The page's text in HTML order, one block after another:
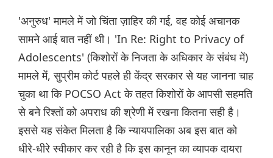
'अनुरुध' मामले में जो चिंता ज़ाहिर की गई, वह कोई अचानक
सामने आई बात नहीं थी। 'In Re: Right to Privacy of
Adolescents' (किशोरों के निजता के अधिकार के संबंध में)
मामले में, सुप्रीम कोर्ट पहले ही केंद्र सरकार से यह जानना चाह
चुका था कि POCSO Act के तहत किशोरों के आपसी सहमति
से बने रिश्तों को अपराध की श्रेणी में रखना कितना सही है।
इससे यह संकेत मिलता है कि न्यायपालिका अब इस बात को
धीरे-धीरे स्वीकार कर रही है कि इस कानून का व्यापक दायरा